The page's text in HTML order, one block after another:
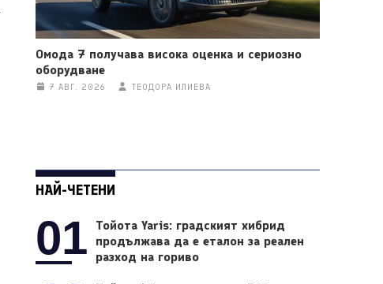
Омода 7 получава висока оценка и сериозно
оборудване
7 АВГ. 2026 ТЕОДОРА ИЛИЕВА
НАЙ-ЧЕТЕНИ
01
Тойота Yaris: градският хибрид
продължава да е еталон за реален
разход на гориво